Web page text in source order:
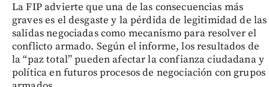
La FIP advierte que una de las consecuencias más
graves es el desgaste y la pérdida de legitimidad de las
salidas negociadas como mecanismo para resolver el
conflicto armado. Según el informe, los resultados de
la “paz total” pueden afectar la confianza ciudadana y
política en futuros procesos de negociación con grupos